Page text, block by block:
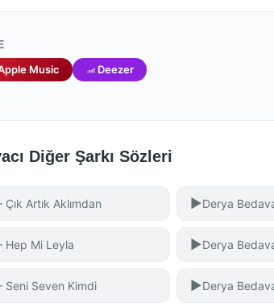
Music Deezer
Diğer Şarkı Sözleri
Artık Aklımdan ▶Derya
Hep Mi Leyla ▶Derya
Seni Seven Kimdi ▶Derya